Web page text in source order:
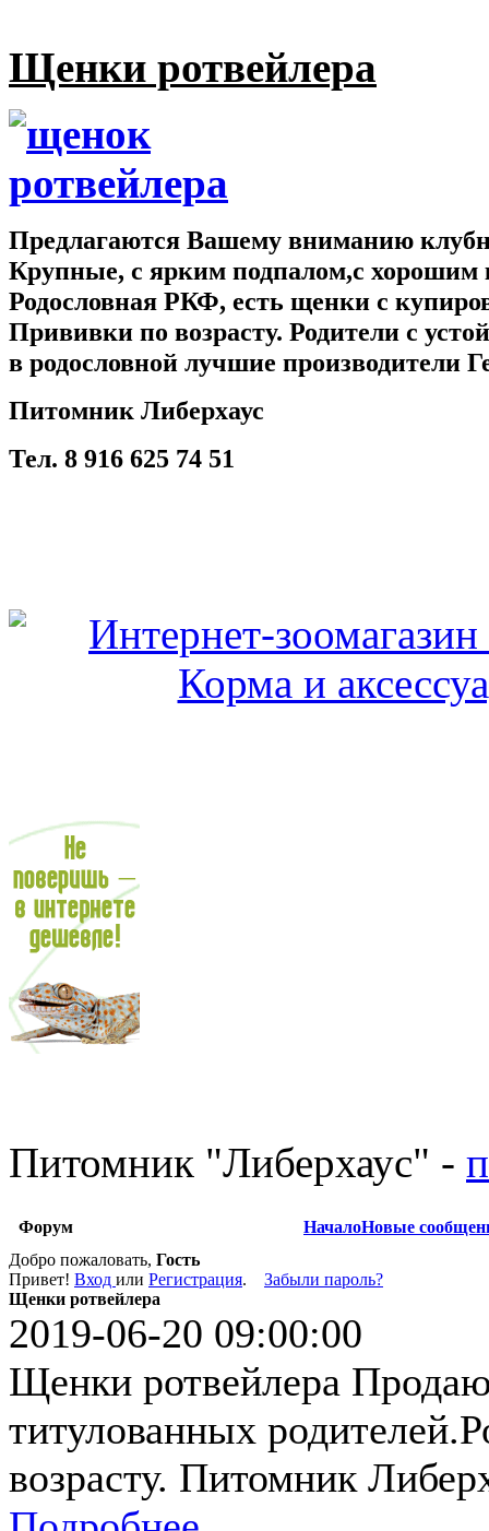
Щенки ротвейлера
Предлагаются Вашему вниманию
Крупные, с ярким подпалом,с хорошим
Родословная РКФ, есть щенки с
Прививки по возрасту. Родители с
в родословной лучшие производители
Питомник Либерхаус
Тел. 8 916 625 74 51
Питомник "Либерхаус" -
Форум НачалоНовые
Добро пожаловать, Гость
Привет! Вход или Регистрация. Забыли пароль?
Щенки ротвейлера
2019-06-20 09:00:00
Щенки ротвейлера
титулованных
возрасту. Питомник